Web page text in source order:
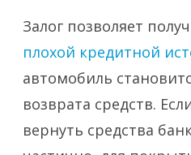
Залог позволяет
плохой кредитной
автомобиль
возврата средств.
вернуть средства